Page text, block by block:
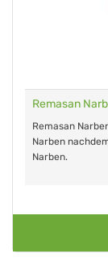
Remasan
Remasan
Narben
Narben.